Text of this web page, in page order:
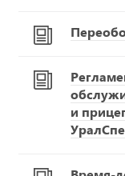
и